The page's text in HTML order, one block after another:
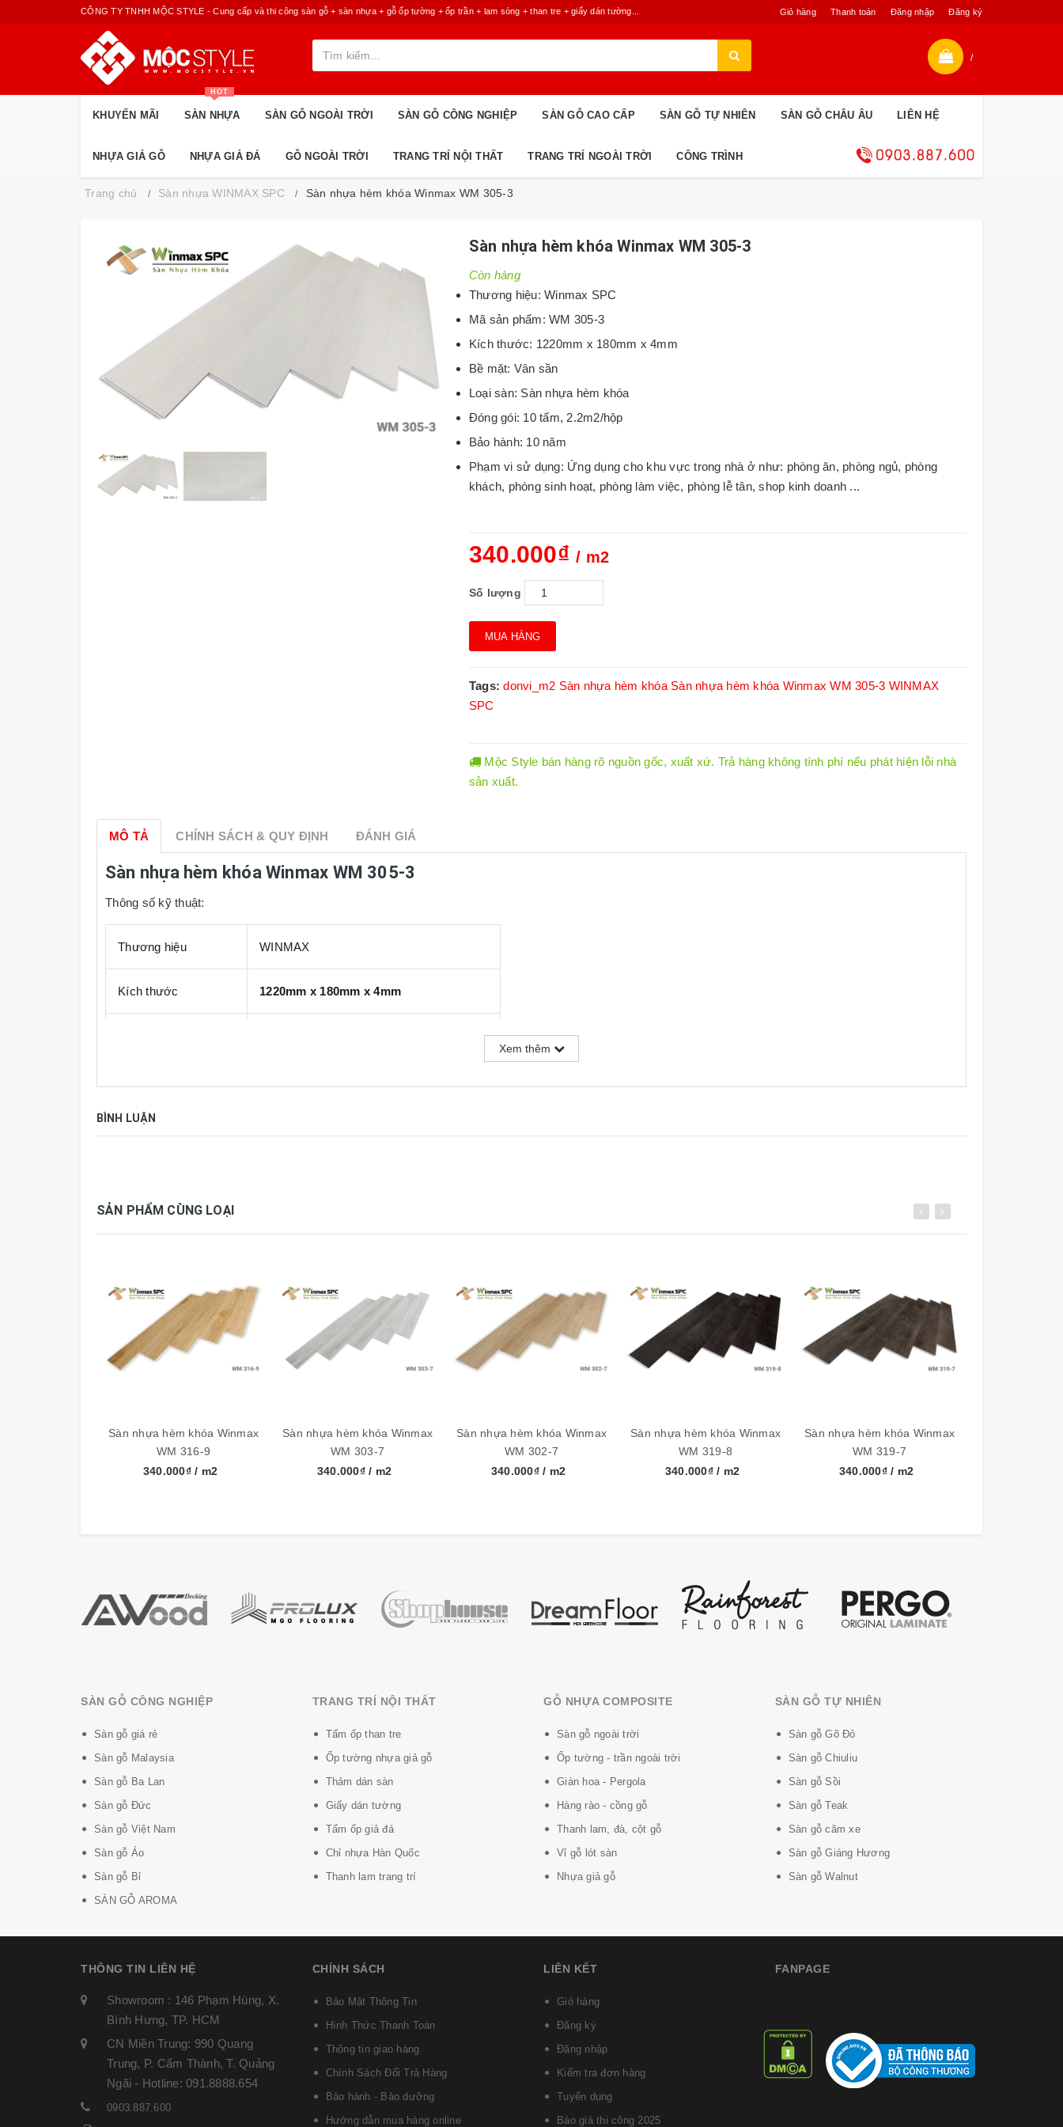
Giỏ hàng Thanh toán Đăng nhập Đăng ký
CÔNG TY TNHH MỘC STYLE - Cung cấp và thi công sàn gỗ + sàn nhựa + gỗ ốp tường + ốp trần + lam sóng + than tre + giấy dán tường...
/
KHUYẾN MÃI SÀN NHỰA
HOT
SÀN GỖ NGOÀI TRỜI SÀN GỖ CÔNG NGHIỆP SÀN GỖ CAO CẤP SÀN GỖ TỰ NHIÊN SÀN GỖ CHÂU ÂU LIÊN HỆ
NHỰA GIẢ GỖ NHỰA GIẢ ĐÁ GỖ NGOÀI TRỜI TRANG TRÍ NỘI THẤT TRANG TRÍ NGOÀI TRỜI CÔNG TRÌNH
Trang chủ Sàn nhựa WINMAX SPC Sàn nhựa hèm khóa Winmax WM 305-3
Sàn nhựa hèm khóa Winmax WM 305-3
Còn hàng
Thương hiệu: Winmax SPC
Mã sản phẩm: WM 305-3
Kích thước: 1220mm x 180mm x 4mm
Bề mặt: Vân sần
Loại sàn: Sàn nhựa hèm khóa
Đóng gói: 10 tấm, 2.2m2/hộp
Bảo hành: 10 năm
Phạm vi sử dụng: Ứng dụng cho khu vực trong nhà ở như: phòng ăn, phòng ngủ, phòng
khách, phòng sinh hoạt, phòng làm việc, phòng lễ tân, shop kinh doanh ...
340.000₫/ m2
Số lượng
MUA HÀNG
Tags:donvi_m2 Sàn nhựa hèm khóa Sàn nhựa hèm khóa Winmax WM 305-3 WINMAX
SPC
Mộc Style bán hàng rõ nguồn gốc, xuất xứ. Trả hàng không tính phí nếu phát hiện lỗi nhà
sản xuất.
MÔ TẢ CHÍNH SÁCH & QUY ĐỊNH ĐÁNH GIÁ
Sàn nhựa hèm khóa Winmax WM 305-3
Thông số kỹ thuật:
Thương hiệu WINMAX
Kích thước 1220mm x 180mm x 4mm
- Không thấm nước, có thể lắp đặt ở phòng tắm và nhà bếp - khu vực ẩm ướt
- Cốt cứng và hèm khóa liên kết chặt chẽ. Bề mặt sàn chống va đập cao hơn
- Không độc hại, không có thành phần kim loại nặng.
Xem thêm
BÌNH LUẬN
SẢN PHẨM CÙNG LOẠI
Sàn nhựa hèm khóa Winmax
WM 316-9
340.000₫/ m2
Sàn nhựa hèm khóa Winmax
WM 303-7
340.000₫/ m2
Sàn nhựa hèm khóa Winmax
WM 302-7
340.000₫/ m2
Sàn nhựa hèm khóa Winmax
WM 319-8
340.000₫/ m2
Sàn nhựa hèm khóa Winmax
WM 319-7
340.000₫/ m2
SÀN GỖ CÔNG NGHIỆP
Sàn gỗ giá rẻ
Sàn gỗ Malaysia
Sàn gỗ Ba Lan
Sàn gỗ Đức
Sàn gỗ Việt Nam
Sàn gỗ Áo
Sàn gỗ Bỉ
SÀN GỖ AROMA
TRANG TRÍ NỘI THẤT
Tấm ốp than tre
Ốp tường nhựa giả gỗ
Thảm dán sàn
Giấy dán tường
Tấm ốp giả đá
Chỉ nhựa Hàn Quốc
Thanh lam trang trí
GỖ NHỰA COMPOSITE
Sàn gỗ ngoài trời
Ốp tường - trần ngoài trời
Giàn hoa - Pergola
Hàng rào - cồng gỗ
Thanh lam, đà, cột gỗ
Vỉ gỗ lót sàn
Nhựa giả gỗ
SÀN GỖ TỰ NHIÊN
Sàn gỗ Gõ Đỏ
Sàn gỗ Chiuliu
Sàn gỗ Sồi
Sàn gỗ Teak
Sàn gỗ căm xe
Sàn gỗ Giáng Hương
Sàn gỗ Walnut
THÔNG TIN LIÊN HỆ
Showroom : 146 Phạm Hùng, X.
Bình Hưng, TP. HCM
CN Miền Trung: 990 Quang
Trung, P. Cẩm Thành, T. Quảng
Ngãi - Hotline: 091.8888.654
0903.887.600
CHÍNH SÁCH
Bảo Mật Thông Tin
Hình Thức Thanh Toán
Thông tin giao hàng
Chính Sách Đổi Trả Hàng
Bảo hành - Bảo dưỡng
Hướng dẫn mua hàng online
LIÊN KẾT
Giỏ hàng
Đăng ký
Đăng nhập
Kiểm tra đơn hàng
Tuyển dụng
Báo giá thi công 2025
FANPAGE